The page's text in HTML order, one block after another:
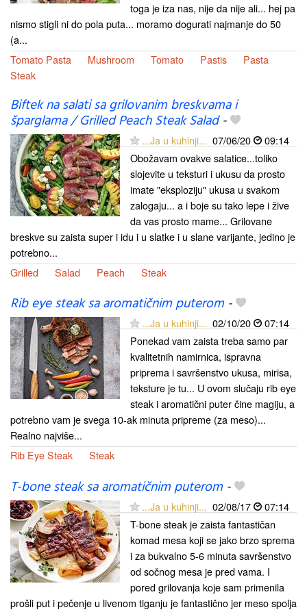
toga je iza nas, nije da nije ali... hej pa
nismo stigli ni do pola puta... moramo dogurati najmanje do 50
(a...
Tomato Pasta
Mushroom Tomato Pastis
Pasta
Steak
Biftek na salati sa grilovanim breskvama i
šparglama / Grilled Peach Steak Salad-
...Ja u kuhinji... 07/06/20
09:14
Obožavam ovakve salatice...toliko
slojevite u teksturi i ukusu da prosto
imate "eksploziju" ukusa u svakom
zalogaju... a i boje su tako lepe i žive
da vas prosto mame... Grilovane
breskve su zaista super i idu i u slatke i u slane varijante, jedino je
potrebno...
Grilled
Salad Peach Steak
Rib eye steak sa aromatičnim puterom-
...Ja u kuhinji... 02/10/20
07:14
Ponekad vam zaista treba samo par
kvalitetnih namirnica, ispravna
priprema i savršenstvo ukusa, mirisa,
teksture je tu... U ovom slučaju rib eye
steak i aromatični puter čine magiju, a
potrebno vam je svega 10-ak minuta pripreme (za meso)...
Realno najviše...
Rib Eye Steak
Steak
T-bone steak sa aromatičnim puterom-
...Ja u kuhinji... 02/08/17
07:14
T-bone steak je zaista fantastičan
komad mesa koji se jako brzo sprema
i za bukvalno 5-6 minuta savršenstvo
od sočnog mesa je pred vama. I
pored grilovanja koje sam primenila
prošli put i pečenje u livenom tiganju je fantastično jer meso spolja